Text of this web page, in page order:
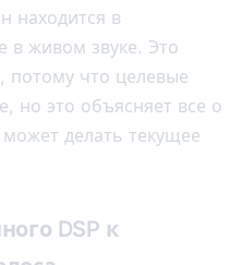
находится в
в живом звуке. Это
потому что целевые
но это объясняет все о
делать текущее
DSP к